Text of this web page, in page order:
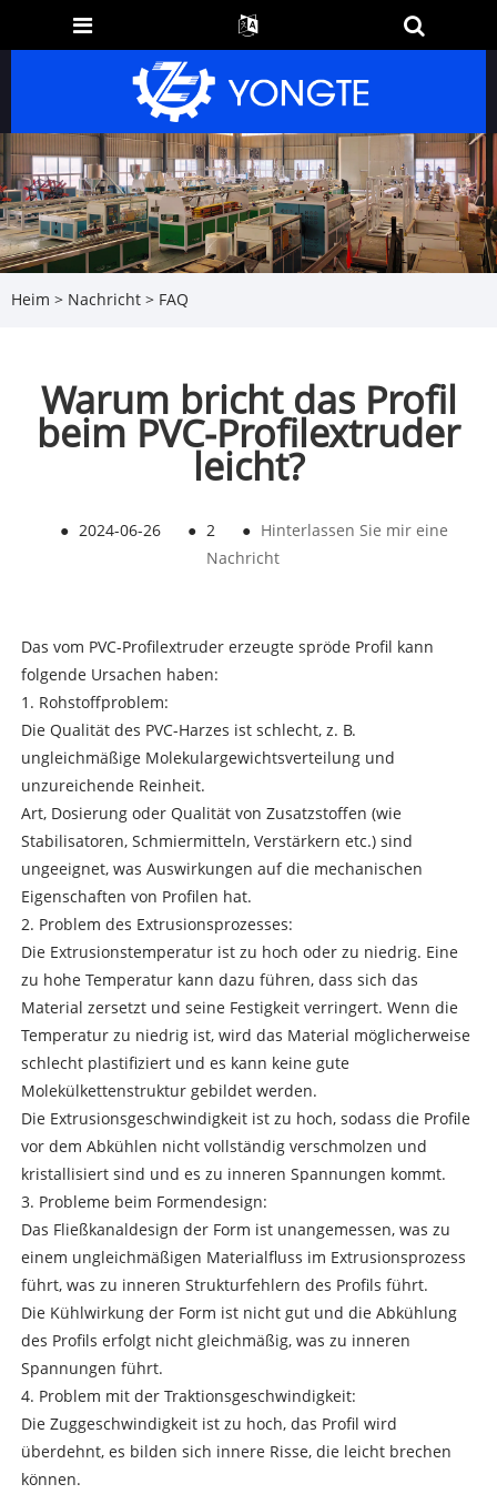
Heim > Nachricht > FAQ
Warum bricht das Profil
beim PVC-Profilextruder
leicht?
● 2024-06-26 ● 2 ● Hinterlassen Sie mir eine
Nachricht
Das vom PVC-Profilextruder erzeugte spröde Profil kann
folgende Ursachen haben:
1. Rohstoffproblem:
Die Qualität des PVC-Harzes ist schlecht, z. B.
ungleichmäßige Molekulargewichtsverteilung und
unzureichende Reinheit.
Art, Dosierung oder Qualität von Zusatzstoffen (wie
Stabilisatoren, Schmiermitteln, Verstärkern etc.) sind
ungeeignet, was Auswirkungen auf die mechanischen
Eigenschaften von Profilen hat.
2. Problem des Extrusionsprozesses:
Die Extrusionstemperatur ist zu hoch oder zu niedrig. Eine
zu hohe Temperatur kann dazu führen, dass sich das
Material zersetzt und seine Festigkeit verringert. Wenn die
Temperatur zu niedrig ist, wird das Material möglicherweise
schlecht plastifiziert und es kann keine gute
Molekülkettenstruktur gebildet werden.
Die Extrusionsgeschwindigkeit ist zu hoch, sodass die Profile
vor dem Abkühlen nicht vollständig verschmolzen und
kristallisiert sind und es zu inneren Spannungen kommt.
3. Probleme beim Formendesign:
Das Fließkanaldesign der Form ist unangemessen, was zu
einem ungleichmäßigen Materialfluss im Extrusionsprozess
führt, was zu inneren Strukturfehlern des Profils führt.
Die Kühlwirkung der Form ist nicht gut und die Abkühlung
des Profils erfolgt nicht gleichmäßig, was zu inneren
Spannungen führt.
4. Problem mit der Traktionsgeschwindigkeit:
Die Zuggeschwindigkeit ist zu hoch, das Profil wird
überdehnt, es bilden sich innere Risse, die leicht brechen
können.